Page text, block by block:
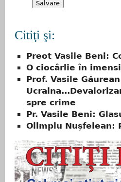
Citiţi şi:
Preot Vasile Beni:
O ciocârlie în
Prof. Vasile
spre crime
Pr. Vasile Beni:
Olimpiu Nușfelean: